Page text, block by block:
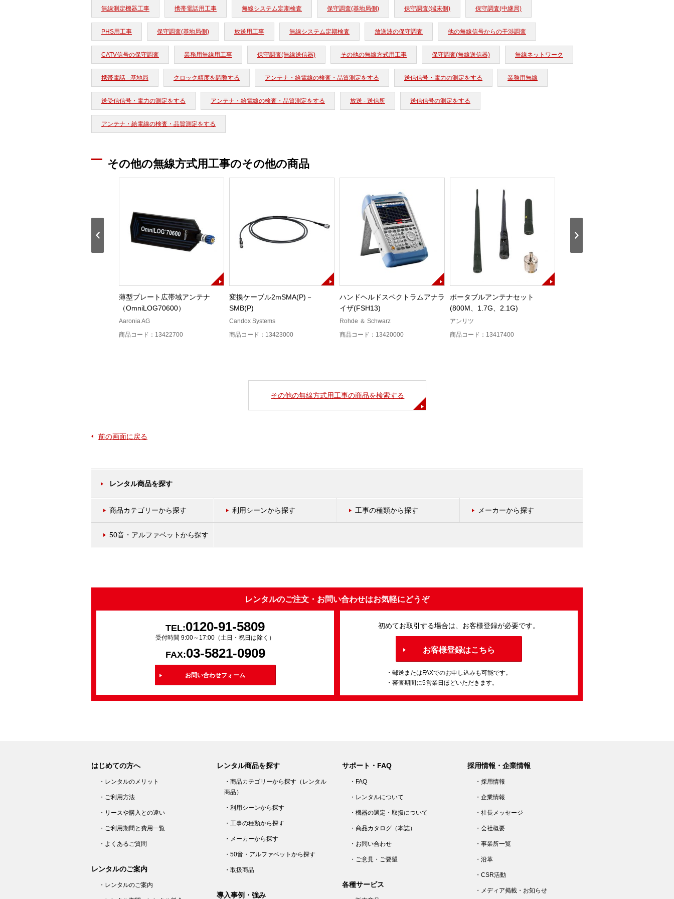
無線測定機器工事 携帯電話用工事 無線システム定期検査 保守調査(基地局側) 保守調査(端末側) 保守調査(中継局)
PHS用工事 保守調査(基地局側) 放送用工事 無線システム定期検査 放送波の保守調査 他の無線信号からの干渉調査
CATV信号の保守調査 業務用無線用工事 保守調査(無線送信器) その他の無線方式用工事 保守調査(無線送信器) 無線ネットワーク
携帯電話 - 基地局 クロック精度を調整する アンテナ・給電線の検査・品質測定をする 送信信号・電力の測定をする 業務用無線
送受信信号・電力の測定をする アンテナ・給電線の検査・品質測定をする 放送 - 送信所 送信信号の測定をする
アンテナ・給電線の検査・品質測定をする
その他の無線方式用工事のその他の商品
薄型プレート広帯域アンテナ
（OmniLOG70600）
Aaronia AG
商品コード：13422700
変換ケーブル2mSMA(P)－
SMB(P)
Candox Systems
商品コード：13423000
ハンドヘルドスペクトラムアナラ
イザ(FSH13)
Rohde ＆ Schwarz
商品コード：13420000
ポータブルアンテナセット
(800M、1.7G、2.1G)
アンリツ
商品コード：13417400
その他の無線方式用工事の商品を検索する
前の画面に戻る
レンタル商品を探す
商品カテゴリーから探す 利用シーンから探す 工事の種類から探す メーカーから探す
50音・アルファベットから探す
レンタルのご注文・お問い合わせはお気軽にどうぞ
TEL:0120-91-5809
受付時間 9:00～17:00（土日・祝日は除く）
FAX:03-5821-0909
お問い合わせフォーム
初めてお取引する場合は、お客様登録が必要です。
お客様登録はこちら
・郵送またはFAXでのお申し込みも可能です。
・審査期間に5営業日ほどいただきます。
はじめての方へ
・レンタルのメリット
・ご利用方法
・リースや購入との違い
・ご利用期間と費用一覧
・よくあるご質問
レンタルのご案内
・レンタルのご案内
レンタル商品を探す
・商品カテゴリーから探す（レンタル
商品）
・利用シーンから探す
・工事の種類から探す
・メーカーから探す
・50音・アルファベットから探す
・取扱商品
導入事例・強み
サポート・FAQ
・FAQ
・レンタルについて
・機器の選定・取扱について
・商品カタログ（本誌）
・お問い合わせ
・ご意見・ご要望
各種サービス
採用情報・企業情報
・採用情報
・企業情報
・社長メッセージ
・会社概要
・事業所一覧
・沿革
・CSR活動
・メディア掲載・お知らせ